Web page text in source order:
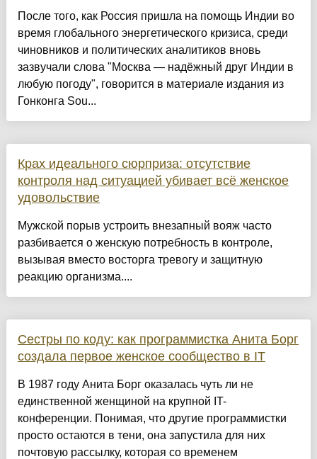
После того, как Россия пришла на помощь Индии во
время глобального энергетического кризиса, среди
чиновников и политических аналитиков вновь
зазвучали слова "Москва — надёжный друг Индии в
любую погоду", говорится в материале издания из
Гонконга Sou...
Крах идеального сюрприза: отсутствие
контроля над ситуацией убивает всё женское
удовольствие
Мужской порыв устроить внезапный вояж часто
разбивается о женскую потребность в контроле,
вызывая вместо восторга тревогу и защитную
реакцию организма....
Сестры по коду: как программистка Анита Борг
создала первое женское сообщество в IT
В 1987 году Анита Борг оказалась чуть ли не
единственной женщиной на крупной IT-
конференции. Понимая, что другие программистки
просто остаются в тени, она запустила для них
почтовую рассылку, которая со временем